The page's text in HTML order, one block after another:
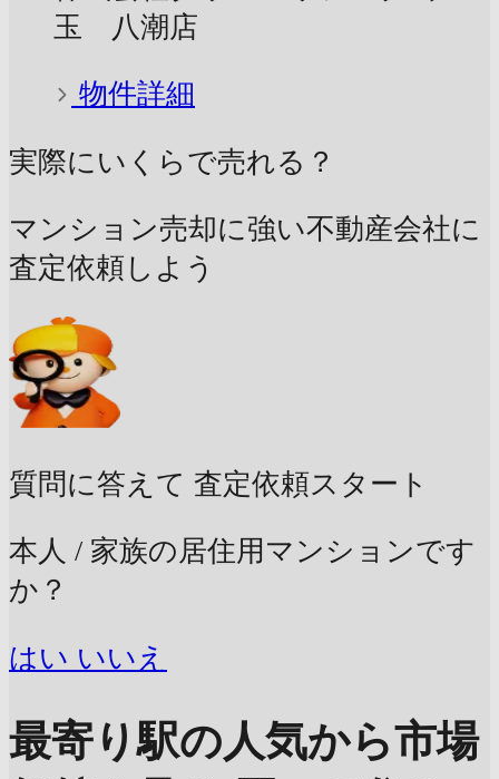
玉 八潮店
物件詳細
実際にいくらで売れる？
マンション売却に強い不動産会社に
査定依頼しよう
質問に答えて 査定依頼スタート
本人 / 家族の居住用マンションです
か？
はい いいえ
最寄り駅の人気から市場